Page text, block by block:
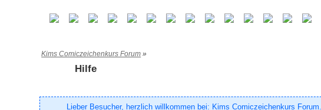
Kims Comiczeichenkurs Forum »
Hilfe
Lieber Besucher, herzlich willkommen bei: Kims Comiczeichenkurs